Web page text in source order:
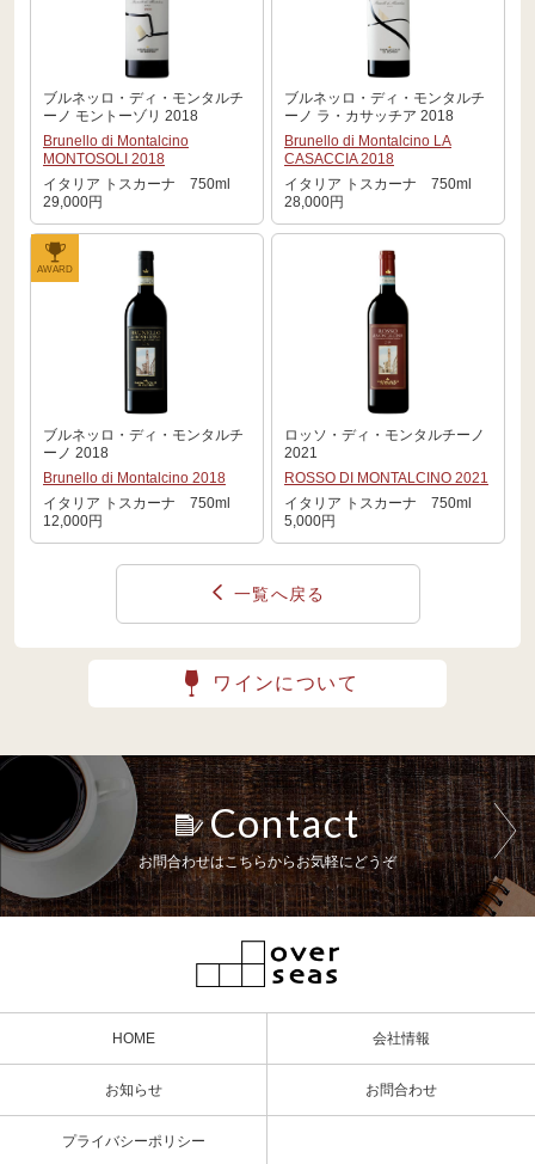
ブルネッロ・ディ・モンタルチ
ーノ モントーゾリ 2018
Brunello di Montalcino
MONTOSOLI 2018
イタリア トスカーナ 750ml
29,000円
ブルネッロ・ディ・モンタルチ
ーノ ラ・カサッチア 2018
Brunello di Montalcino LA
CASACCIA 2018
イタリア トスカーナ 750ml
28,000円
AWARD
ブルネッロ・ディ・モンタルチ
ーノ 2018
Brunello di Montalcino 2018
イタリア トスカーナ 750ml
12,000円
ロッソ・ディ・モンタルチーノ
2021
ROSSO DI MONTALCINO 2021
イタリア トスカーナ 750ml
5,000円
一覧へ戻る
ワインについて
Contact
お問合わせはこちらからお気軽にどうぞ
HOME 会社情報
お知らせ お問合わせ
プライバシーポリシー